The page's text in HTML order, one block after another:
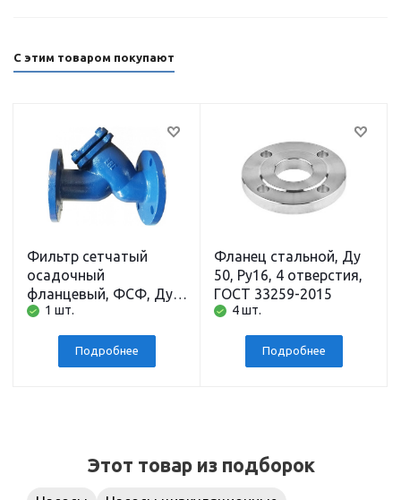
С этим товаром покупают
Фильтр сетчатый
осадочный
фланцевый, ФСФ, Ду
50, Ру16
1 шт.
Подробнее
Фланец стальной, Ду
50, Ру16, 4 отверстия,
ГОСТ 33259-2015
4 шт.
Подробнее
Этот товар из подборок